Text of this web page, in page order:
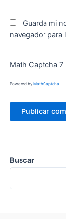
Guarda mi
navegador para
Math Captcha 7
Powered by MathCaptcha
Buscar